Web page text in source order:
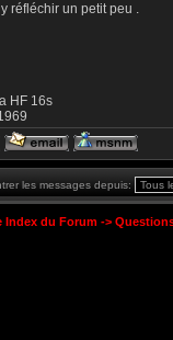
réfléchir un petit peu .
HF 16s
les messages depuis:
Index du Forum ->